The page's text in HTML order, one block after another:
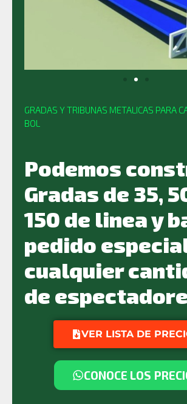
GRADAS Y TRIBUNAS METALICAS PARA
BOL
Podemos
Gradas de 35,
150 de linea y
pedido
cualquier
de
VER LISTA DE
CONOCE LOS